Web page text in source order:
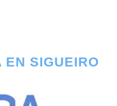
SIGUEIRO